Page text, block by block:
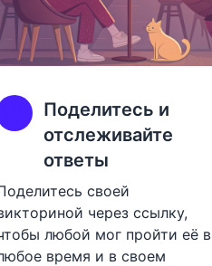
Поделитесь и
отслеживайте
ответы
своей
через ссылку,
любой мог пройти её в
время и в своем